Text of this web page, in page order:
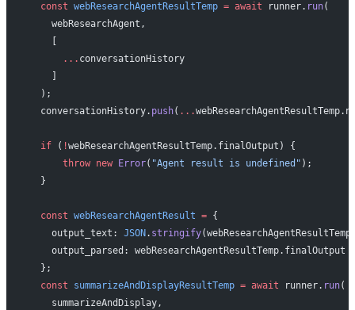
  const
webResearchAgentResultTemp = await runner. run(
    webResearchAgent,
      ...
conversationHistory
  );
  conversationHistory.
push( ...
  if
( !webResearchAgentResultTemp.finalOutput) {
      throw
new Error( "Agent result is undefined" );
  }
  const
webResearchAgentResult = {
    output_text:
JSON . stringify
    output_parsed: webResearchAgentResultTemp.finalOutput
  };
  const
summarizeAndDisplayResultTemp = await runner. run(
    summarizeAndDisplay,